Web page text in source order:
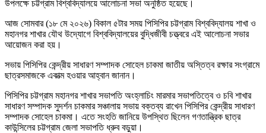
উপলক্ষে চট্টগ্রাম বিশ্ববিদ্যালয়ে আলোচনা সভা অনুষ্ঠিত হয়েছে।
আজ সোমবার (১৮ মে ২০২৬) বিকাল ৫টার সময় পিসিপির চট্টগ্রাম বিশ্ববিদ্যালয় শাখা ও
মহানগর শাখার যৌথ উদ্যোগে বিশ্ববিদ্যালয়ের বুদ্ধিজীবী চত্ত্বরে এই আলোচনা সভার
আয়োজন করা হয়।
সভায় পিসিপির কেন্দ্রীয় সাধারণ সম্পাদক সোহেল চাকমা জাতীয় অস্তিত্ব রক্ষার সংগ্রামে
ছাত্রসমাজকে একাত্ম হওয়ার আহ্বান জানান।
পিসিপির চট্টগ্রাম মহানগর শাখার সভাপতি অংহ্লাচিং মারমার সভাপতিত্বে ও চবি শাখার
সাধারণ সম্পাদক সুদর্শন চাকমার সঞ্চালায় সভায় বক্তব্য রাখেন পিসিপির কেন্দ্রীয় সাধারণ
সম্পাদক সোহেল চাকমা। এতে সংহতি জানিয়ে উপস্থিত ছিলেন গণতান্ত্রিক ছাত্র
কাউন্সিলের চট্টগ্রাম জেলা সভাপতি ধ্রুব বড়ুয়া।